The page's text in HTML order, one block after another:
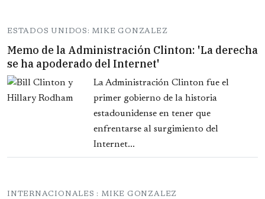
ESTADOS UNIDOS: MIKE GONZALEZ
Memo de la Administración Clinton: 'La derecha
se ha apoderado del Internet'
La Administración Clinton fue el
primer gobierno de la historia
estadounidense en tener que
enfrentarse al surgimiento del
Internet...
INTERNACIONALES : MIKE GONZALEZ